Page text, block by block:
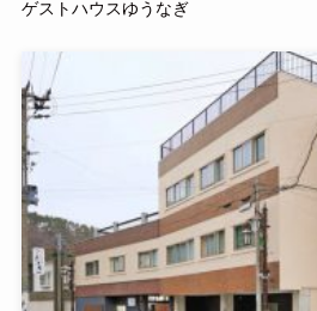
ゲストハウスゆうなぎ